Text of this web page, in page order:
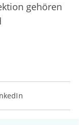
gehören